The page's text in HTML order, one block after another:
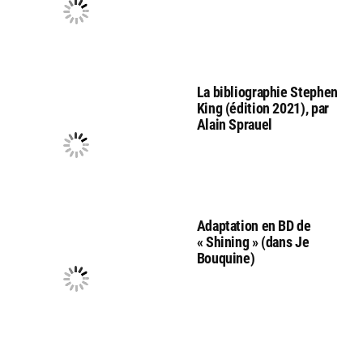
La bibliographie Stephen
King (édition 2021), par
Alain Sprauel
Adaptation en BD de
« Shining » (dans Je
Bouquine)